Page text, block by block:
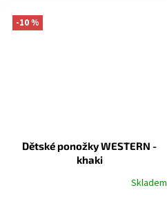
-10 %
Dětské ponožky WESTERN -
khaki
Skladem